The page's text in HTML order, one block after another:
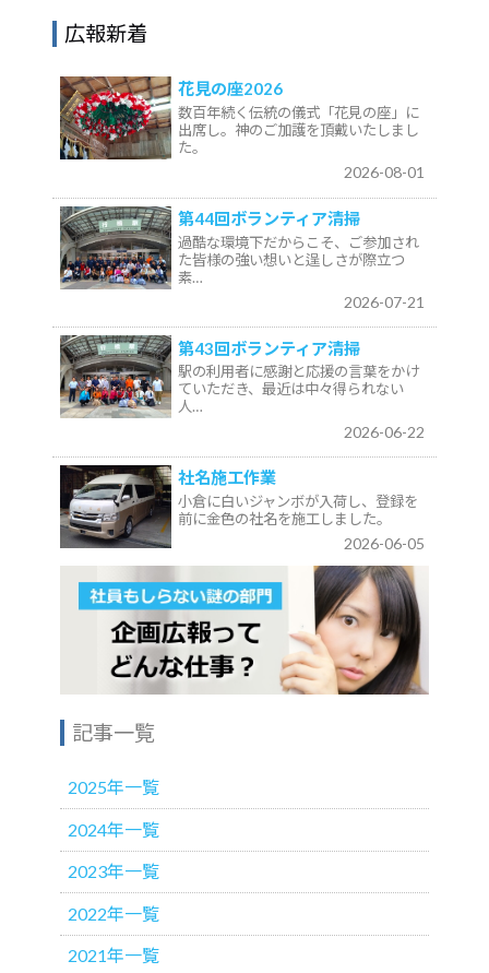
広報新着
花見の座2026
数百年続く伝統の儀式「花見の座」に
出席し。神のご加護を頂戴いたしまし
た。
2026-08-01
第44回ボランティア清掃
過酷な環境下だからこそ、ご参加され
た皆様の強い想いと逞しさが際立つ
素…
2026-07-21
第43回ボランティア清掃
駅の利用者に感謝と応援の言葉をかけ
ていただき、最近は中々得られない
人…
2026-06-22
社名施工作業
小倉に白いジャンボが入荷し、登録を
前に金色の社名を施工しました。
2026-06-05
記事一覧
2025年一覧
2024年一覧
2023年一覧
2022年一覧
2021年一覧